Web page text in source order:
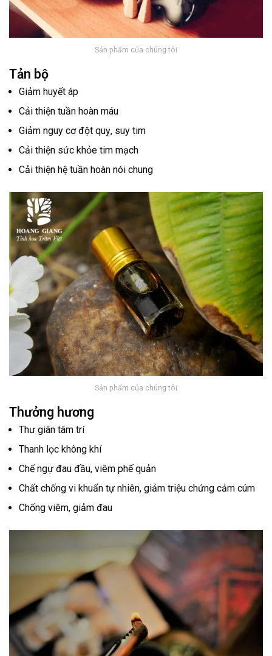
Sản phẩm của chúng tôi
Tản bộ
Giảm huyết áp
Cải thiện tuần hoàn máu
Giảm nguy cơ đột quỵ, suy tim
Cải thiện sức khỏe tim mạch
Cải thiện hệ tuần hoàn nói chung
Sản phẩm của chúng tôi
Thưởng hương
Thư giãn tâm trí
Thanh lọc không khí
Chế ngự đau đầu, viêm phế quản
Chất chống vi khuẩn tự nhiên, giảm triệu chứng cảm cúm
Chống viêm, giảm đau